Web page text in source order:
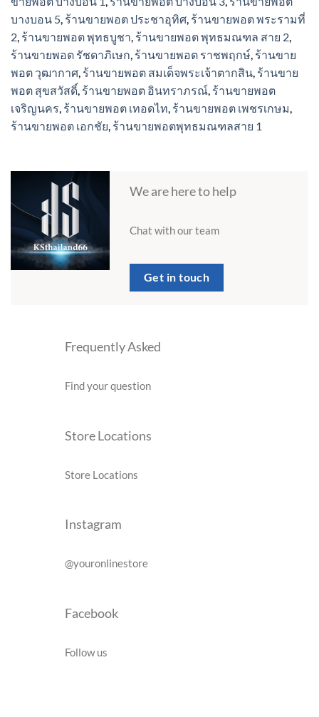
บางบอน 5, ร้านขายพอต ประชาอุทิศ, ร้านขายพอต พระรามที่
2, ร้านขายพอต พุทธบูชา, ร้านขายพอต พุทธมณฑล สาย 2,
ร้านขายพอต รัชดาภิเษก, ร้านขายพอต ราชพฤกษ์, ร้านขาย
พอต วุฒากาศ, ร้านขายพอต สมเด็จพระเจ้าตากสิน, ร้านขาย
พอต สุขสวัสดิ์, ร้านขายพอต อินทราภรณ์, ร้านขายพอต
เจริญนคร, ร้านขายพอต เทอดไท, ร้านขายพอต เพชรเกษม,
ร้านขายพอต เอกชัย, ร้านขายพอตพุทธมณฑลสาย 1
We are here to help
Chat with our team
Get in touch
Frequently Asked
Find your question
Store Locations
Store Locations
Instagram
@youronlinestore
Facebook
Follow us